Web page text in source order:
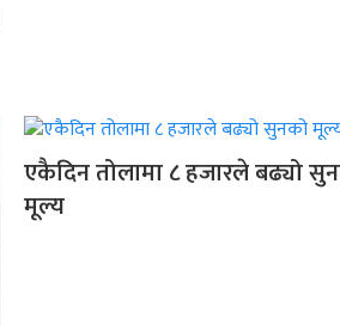
एकैदिन तोलामा ८ हजारले बढ्यो
मूल्य